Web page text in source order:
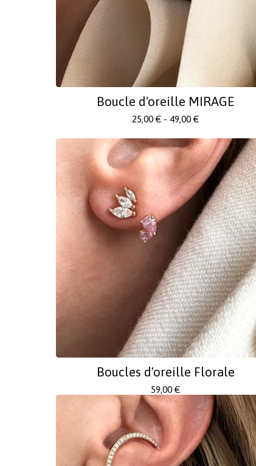
Boucle d'oreille MIRAGE
25,00 € - 49,00 €
Boucles d'oreille Florale
59,00 €